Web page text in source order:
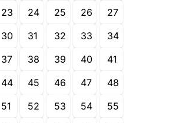
23 24 25 26
27
30 31 32 33
34
37 38 39 40
41
44 45 46 47
48
51 52 53 54
55